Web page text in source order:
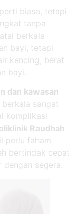
biasa, tetapi
tanpa
berkala
bayi, tetapi
kencing, berat
bayi.
dan kawasan
sangat
komplikasi
Raudhah
perlu faham
bertindak cepat
segera.